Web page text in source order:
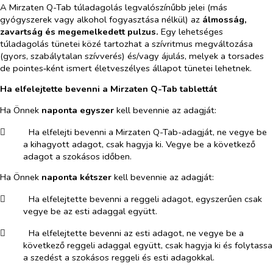
A Mirzaten Q-Tab túladagolás legvalószínűbb jelei (más
gyógyszerek vagy alkohol fogyasztása nélkül) az álmosság,
zavartság és megemelkedett pulzus. Egy lehetséges
túladagolás tünetei közé tartozhat a szívritmus megváltozása
(gyors, szabálytalan szívverés) és/vagy ájulás, melyek a torsades
de pointes‑ként ismert életveszélyes állapot tünetei lehetnek.
Ha elfelejtette bevenni a Mirzaten Q-Tab tablettát
Ha Önnek naponta egyszer kell bevennie az adagját:
​
Ha elfelejti bevenni a Mirzaten Q-Tab-adagját, ne vegye be
a kihagyott adagot, csak hagyja ki. Vegye be a következő
adagot a szokásos időben.
Ha Önnek naponta kétszer kell bevennie az adagját:
​
Ha elfelejtette bevenni a reggeli adagot, egyszerűen csak
vegye be az esti adaggal együtt.
​
Ha elfelejtette bevenni az esti adagot, ne vegye be a
következő reggeli adaggal együtt, csak hagyja ki és folytassa
a szedést a szokásos reggeli és esti adagokkal.